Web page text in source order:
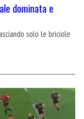
dominata e
solo le briciole